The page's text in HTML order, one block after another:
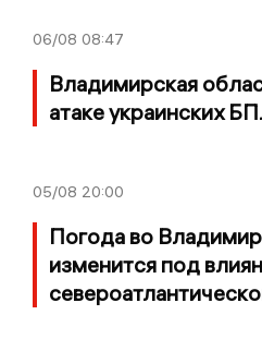
06/08 08:47
Владимирская
атаке украинских
05/08 20:00
Погода во
изменится под